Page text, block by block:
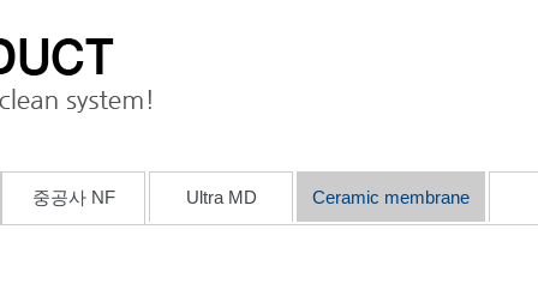
중공사 NF Ultra MD Ceramic membrane